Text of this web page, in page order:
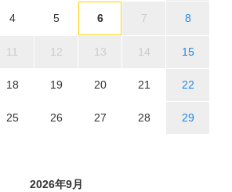
4 5 6 7 8
11 12 13 14 15
18 19 20 21 22
25 26 27 28 29
2026年9月